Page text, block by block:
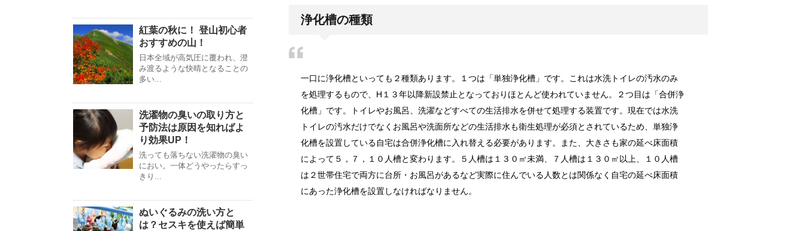
近年では、大学を卒業しても就職が難しいといわれるほど就職難で...
水をきれいにする微生物について！
皆さんの生活に必要不可欠な水ですがどのように綺麗になっている...
血液型〜 B型の男性・女性の仕事への姿勢について！
血液型占いや、血液型別取扱説明書など血液型でおおまかな性格の...
浄化槽の種類
一口に浄化槽といっても２種類あります。１つは「単独浄化槽」です。これは水洗トイレの汚水のみ
を処理するもので、H１３年以降新設禁止となっておりほとんど使われていません。２つ目は「合併浄
化槽」です。トイレやお風呂、洗濯などすべての生活排水を併せて処理する装置です。現在では水洗
トイレの汚水だけでなくお風呂や洗面所などの生活排水も衛生処理が必須とされているため、単独浄
化槽を設置している自宅は合併浄化槽に入れ替える必要があります。また、大きさも家の延べ床面積
によって５，７，１０人槽と変わります。５人槽は１３０㎡未満、７人槽は１３０㎡以上、１０人槽
は２世帯住宅で両方に台所・お風呂があるなど実際に住んでいる人数とは関係なく自宅の延べ床面積
にあった浄化槽を設置しなければなりません。
紅葉の秋に！ 登山初心者
おすすめの山！
日本全域が高気圧に覆われ、澄
み渡るような快晴となることの
多い...
洗濯物の臭いの取り方と
予防法は原因を知ればよ
り効果UP！
洗っても落ちない洗濯物の臭い
におい。一体どうやったらすっ
きり...
ぬいぐるみの洗い方と
は？セスキを使えば簡単